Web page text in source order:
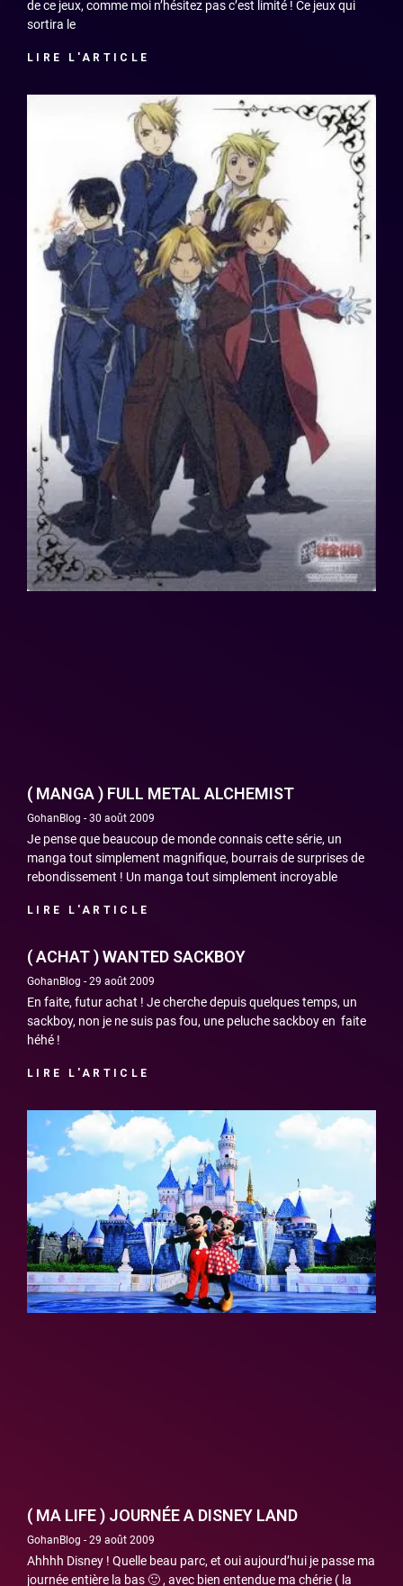
de ce jeux, comme moi n’hésitez pas c’est limité ! Ce jeux qui
sortira le
LIRE L'ARTICLE
( MANGA ) FULL METAL ALCHEMIST
GohanBlog 30 août 2009
Je pense que beaucoup de monde connais cette série, un
manga tout simplement magnifique, bourrais de surprises de
rebondissement ! Un manga tout simplement incroyable
LIRE L'ARTICLE
( ACHAT ) WANTED SACKBOY
GohanBlog 29 août 2009
En faite, futur achat ! Je cherche depuis quelques temps, un
sackboy, non je ne suis pas fou, une peluche sackboy en faite
héhé !
LIRE L'ARTICLE
( MA LIFE ) JOURNÉE A DISNEY LAND
GohanBlog 29 août 2009
Ahhhh Disney ! Quelle beau parc, et oui aujourd’hui je passe ma
journée entière la bas 🙂 , avec bien entendue ma chérie ( la